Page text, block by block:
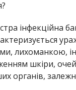
інфекційна
лихоманкою,
шкіри,
органів,